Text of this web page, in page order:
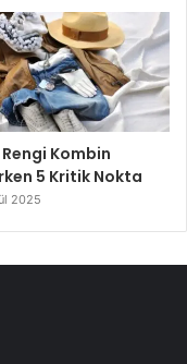
Kombin
5 Kritik Nokta
2025